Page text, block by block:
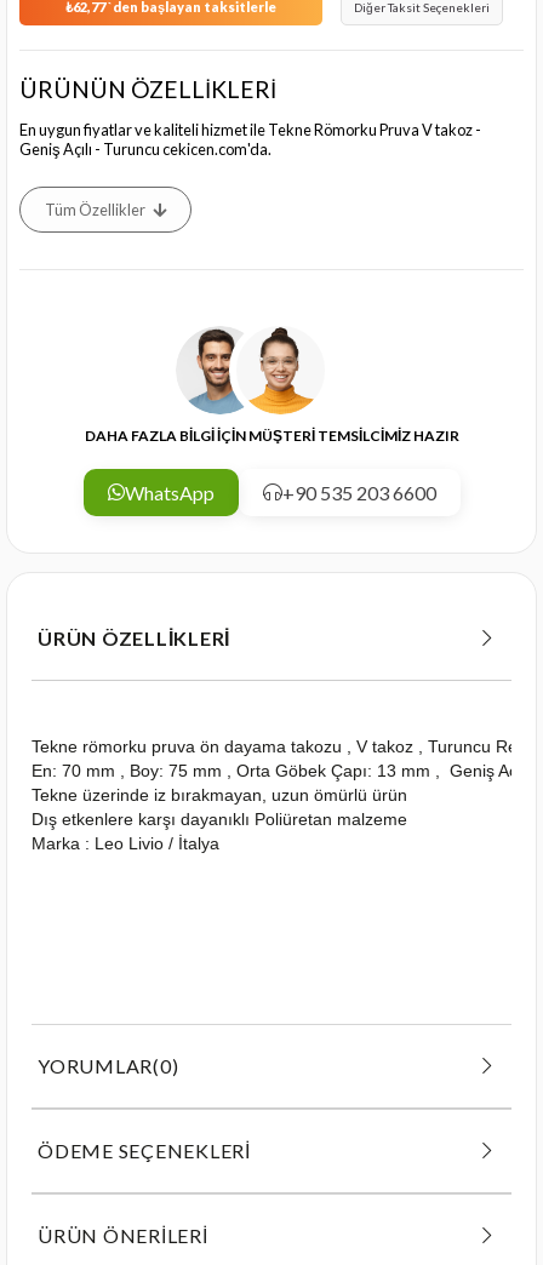
₺62,77`den başlayan taksitlerle Diğer Taksit Seçenekleri
ÜRÜNÜN ÖZELLİKLERİ
En uygun fiyatlar ve kaliteli hizmet ile Tekne Römorku Pruva V takoz -
Geniş Açılı - Turuncu cekicen.com'da.
Tüm Özellikler
DAHA FAZLA BİLGİ İÇİN MÜŞTERİ TEMSİLCİMİZ HAZIR
WhatsApp +90 535 203 6600
ÜRÜN ÖZELLIKLERI
Tekne römorku pruva ön dayama takozu , V takoz , Turuncu Renk
En: 70 mm , Boy: 75 mm , Orta Göbek Çapı: 13 mm , Geniş Açılı
Tekne üzerinde iz bırakmayan, uzun ömürlü ürün
Dış etkenlere karşı dayanıklı Poliüretan malzeme
Marka : Leo Livio / İtalya
YORUMLAR(0)
ÖDEME SEÇENEKLERI
ÜRÜN ÖNERILERI